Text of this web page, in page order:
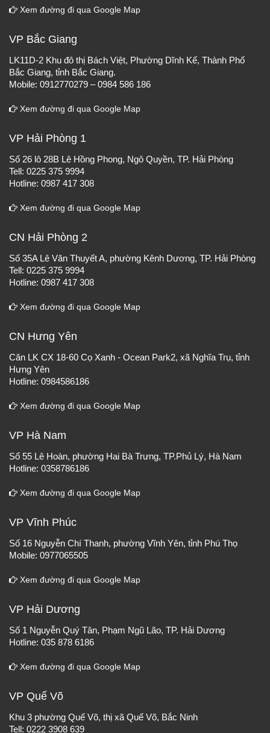
Xem đường đi qua Google Map
VP Bắc Giang
LK11D-2 Khu đô thị Bách Việt, Phường Dĩnh Kế, Thành Phố
Bắc Giang, tỉnh Bắc Giang.
Mobile: 0912770279 – 0984 586 186
Xem đường đi qua Google Map
VP Hải Phòng 1
Số 26 lô 28B Lê Hồng Phong, Ngô Quyền, TP. Hải Phòng
Tell: 0225 375 9994
Hotline: 0987 417 308
Xem đường đi qua Google Map
CN Hải Phòng 2
Số 35A Lê Văn Thuyết A, phường Kênh Dương, TP. Hải Phòng
Tell: 0225 375 9994
Hotline: 0987 417 308
Xem đường đi qua Google Map
CN Hưng Yên
Căn LK CX 18-60 Cọ Xanh - Ocean Park2, xã Nghĩa Trụ, tỉnh
Hưng Yên
Hotline: 0984586186
Xem đường đi qua Google Map
VP Hà Nam
Số 55 Lê Hoàn, phường Hai Bà Trưng, TP.Phủ Lý, Hà Nam
Hotline: 0358786186
Xem đường đi qua Google Map
VP Vĩnh Phúc
Số 16 Nguyễn Chí Thanh, phường Vĩnh Yên, tỉnh Phú Thọ
Mobile: 0977065505
Xem đường đi qua Google Map
VP Hải Dương
Số 1 Nguyễn Quý Tân, Phạm Ngũ Lão, TP. Hải Dương
Hotline: 035 878 6186
Xem đường đi qua Google Map
VP Quế Võ
Khu 3 phường Quế Võ, thị xã Quế Võ, Bắc Ninh
Tell: 0222 3908 639